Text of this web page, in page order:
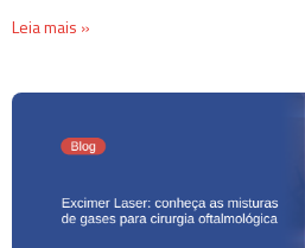
Leia mais »